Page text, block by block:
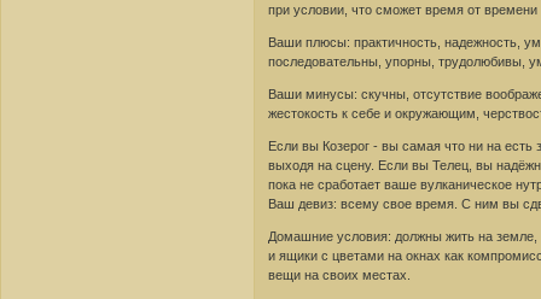
при условии, что сможет время от времени
Ваши плюсы: практичность, надежность,
последовательны, упорны, трудолюбивы,
Ваши минусы: скучны, отсутствие
жестокость к себе и окружающим,
Если вы Козерог - вы самая что ни на есть
выходя на сцену. Если вы Телец, вы
пока не сработает ваше вулканическое
Ваш девиз: всему свое время. С ним вы
Домашние условия: должны жить на
и ящики с цветами на окнах как
вещи на своих местах.